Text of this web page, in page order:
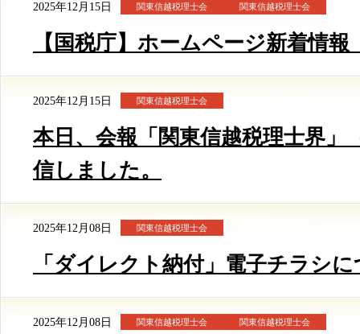
2025年12月15日 関東信越税理士会 関東信越税理士会
【国税庁】ホームページ新着情報
2025年12月15日 関東信越税理士会
本日、会報「関東信越税理士界」
信しました。
2025年12月08日 関東信越税理士会
「ダイレクト納付」電子チラシ
2025年12月08日 関東信越税理士会 関東信越税理士会